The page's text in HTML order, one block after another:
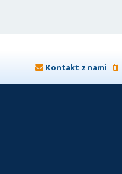
Kontakt z nami